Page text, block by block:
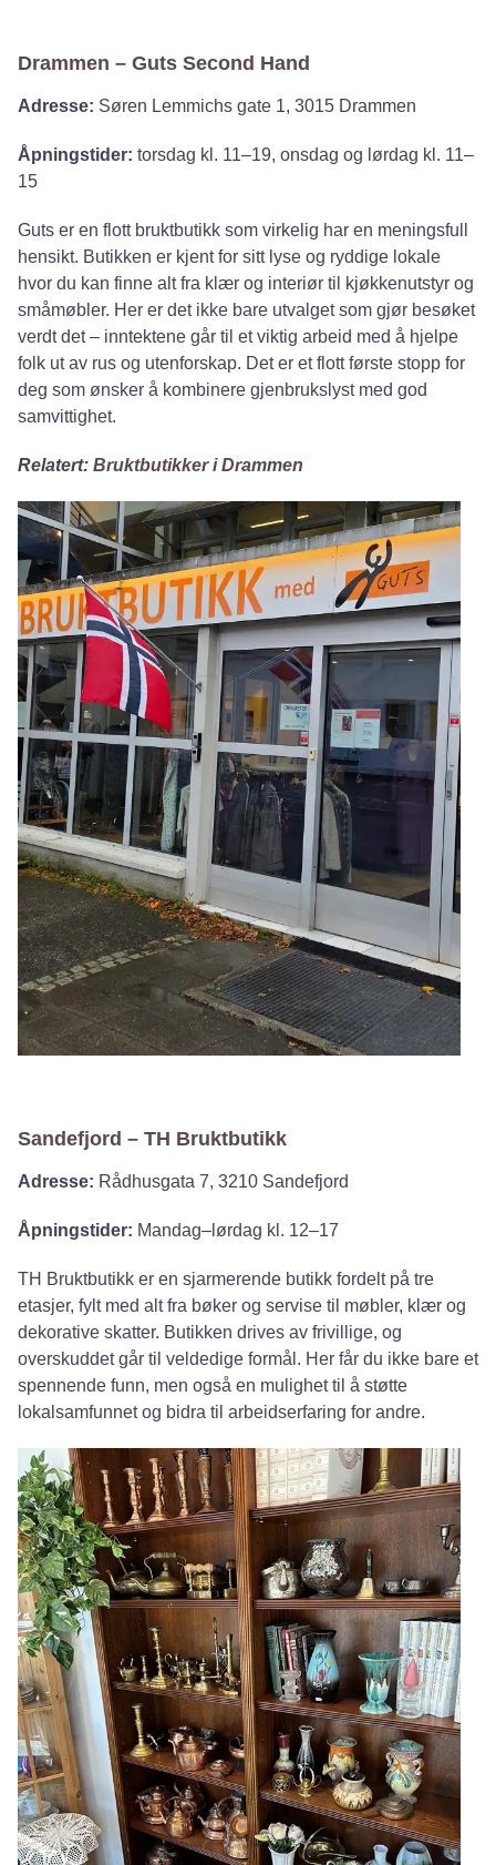
Drammen – Guts Second Hand
Adresse: Søren Lemmichs gate 1, 3015 Drammen
Åpningstider: torsdag kl. 11–19, onsdag og lørdag kl. 11–
15
Guts er en flott bruktbutikk som virkelig har en meningsfull
hensikt. Butikken er kjent for sitt lyse og ryddige lokale
hvor du kan finne alt fra klær og interiør til kjøkkenutstyr og
småmøbler. Her er det ikke bare utvalget som gjør besøket
verdt det – inntektene går til et viktig arbeid med å hjelpe
folk ut av rus og utenforskap. Det er et flott første stopp for
deg som ønsker å kombinere gjenbrukslyst med god
samvittighet.
Relatert: Bruktbutikker i Drammen
Sandefjord – TH Bruktbutikk
Adresse: Rådhusgata 7, 3210 Sandefjord
Åpningstider: Mandag–lørdag kl. 12–17
TH Bruktbutikk er en sjarmerende butikk fordelt på tre
etasjer, fylt med alt fra bøker og servise til møbler, klær og
dekorative skatter. Butikken drives av frivillige, og
overskuddet går til veldedige formål. Her får du ikke bare et
spennende funn, men også en mulighet til å støtte
lokalsamfunnet og bidra til arbeidserfaring for andre.